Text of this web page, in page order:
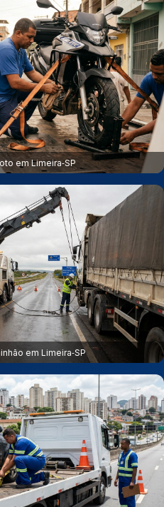
em Limeira‑SP
em Limeira‑SP